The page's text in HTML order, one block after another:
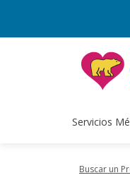
Servicios
Buscar un